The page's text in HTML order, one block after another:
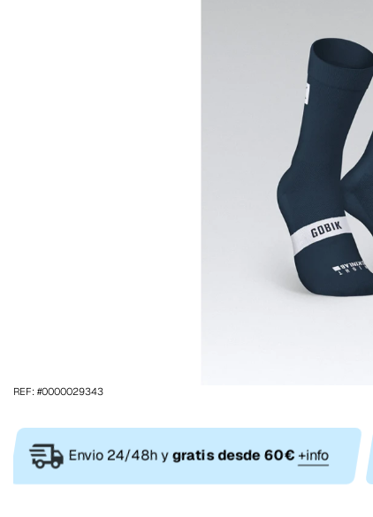
REF: #0000029343
Envio 24/48h ygratis desde 60€ +info